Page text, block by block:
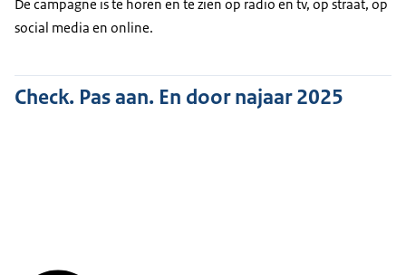
De campagne is te horen en te zien op radio en tv, op straat, op
social media en online.
Check. Pas aan. En door najaar 2025